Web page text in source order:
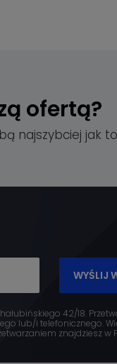
ofertą?
najszybciej jak
WYŚLIJ
42/18.
lub/i telefonicznego.
znajdziesz w